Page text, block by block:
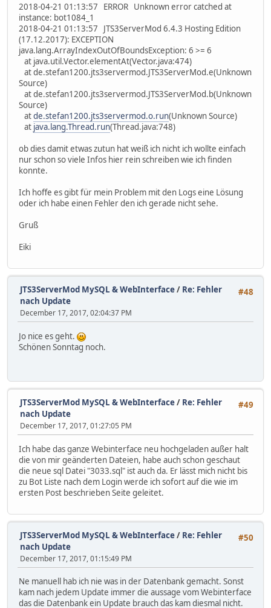
2018-04-21 01:13:57 ERROR Unknown error catched at
instance: bot1084_1
2018-04-21 01:13:57 JTS3ServerMod 6.4.3 Hosting Edition
(17.12.2017): EXCEPTION
java.lang.ArrayIndexOutOfBoundsException: 6 >= 6
at java.util.Vector.elementAt(Vector.java:474)
at de.stefan1200.jts3servermod.JTS3ServerMod.e(Unknown
Source)
at de.stefan1200.jts3servermod.JTS3ServerMod.b(Unknown
Source)
atde.stefan1200.jts3servermod.o.run(Unknown Source)
at java.lang.Thread.run(Thread.java:748)
ob dies damit etwas zutun hat weiß ich nicht ich wollte einfach
nur schon so viele Infos hier rein schreiben wie ich finden
konnte.
Ich hoffe es gibt für mein Problem mit den Logs eine Lösung
oder ich habe einen Fehler den ich gerade nicht sehe.
Gruß
Eiki
#48
JTS3ServerMod MySQL & WebInterface/ Re: Fehler
nach Update
December 17, 2017, 02:04:37 PM
Jo nice es geht.
Schönen Sonntag noch.
#49
JTS3ServerMod MySQL & WebInterface/ Re: Fehler
nach Update
December 17, 2017, 01:27:05 PM
Ich habe das ganze Webinterface neu hochgeladen außer halt
die von mir geänderten Dateien, habe auch schon geschaut
die neue sql Datei "3033.sql" ist auch da. Er lässt mich nicht bis
zu Bot Liste nach dem Login werde ich sofort auf die wie im
ersten Post beschrieben Seite geleitet.
#50
JTS3ServerMod MySQL & WebInterface/ Re: Fehler
nach Update
December 17, 2017, 01:15:49 PM
Ne manuell hab ich nie was in der Datenbank gemacht. Sonst
kam nach jedem Update immer die aussage vom Webinterface
das die Datenbank ein Update brauch das kam diesmal nicht.